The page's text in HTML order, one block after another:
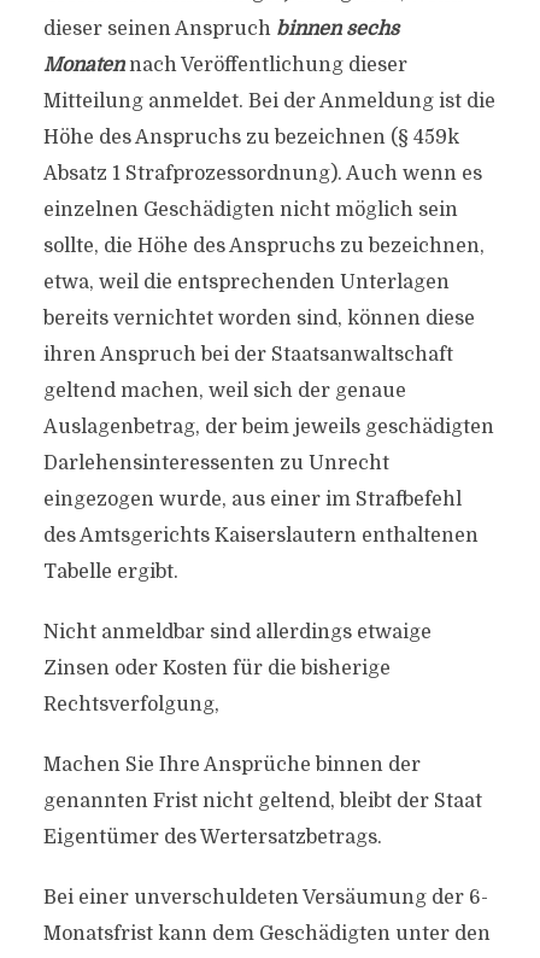
dieser seinen Anspruch binnen sechs
Monatennach Veröffentlichung dieser
Mitteilung anmeldet. Bei der Anmeldung ist die
Höhe des Anspruchs zu bezeichnen (§ 459k
Absatz 1 Strafprozessordnung). Auch wenn es
einzelnen Geschädigten nicht möglich sein
sollte, die Höhe des Anspruchs zu bezeichnen,
etwa, weil die entsprechenden Unterlagen
bereits vernichtet worden sind, können diese
ihren Anspruch bei der Staatsanwaltschaft
geltend machen, weil sich der genaue
Auslagenbetrag, der beim jeweils geschädigten
Darlehensinteressenten zu Unrecht
eingezogen wurde, aus einer im Strafbefehl
des Amtsgerichts Kaiserslautern enthaltenen
Tabelle ergibt.
Nicht anmeldbar sind allerdings etwaige
Zinsen oder Kosten für die bisherige
Rechtsverfolgung,
Machen Sie Ihre Ansprüche binnen der
genannten Frist nicht geltend, bleibt der Staat
Eigentümer des Wertersatzbetrags.
Bei einer unverschuldeten Versäumung der 6-
Monatsfrist kann dem Geschädigten unter den